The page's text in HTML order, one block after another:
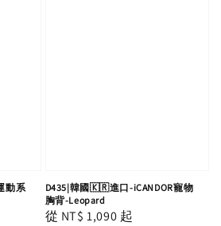
動系
D435|韓國🇰🇷進口-iCANDOR寵物
胸背-Leopard
Regular
從 NT$ 1,090 起